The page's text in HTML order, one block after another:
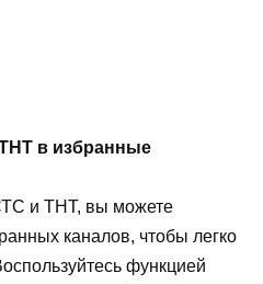
в избранные
и ТНТ, вы можете
каналов, чтобы легко
функцией